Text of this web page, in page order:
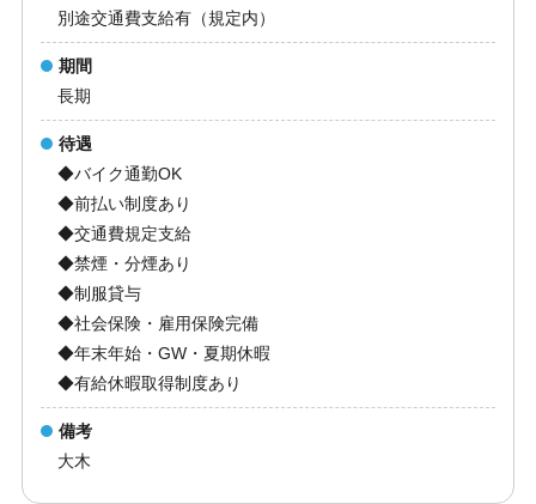
別途交通費支給有（規定内）
期間
長期
待遇
◆バイク通勤OK
◆前払い制度あり
◆交通費規定支給
◆禁煙・分煙あり
◆制服貸与
◆社会保険・雇用保険完備
◆年末年始・GW・夏期休暇
◆有給休暇取得制度あり
備考
大木